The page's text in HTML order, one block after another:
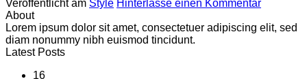
Veröffentlicht am Style Hinterlasse einen Kommentar
About
Lorem ipsum dolor sit amet, consectetuer adipiscing elit, sed
diam nonummy nibh euismod tincidunt.
Latest Posts
16